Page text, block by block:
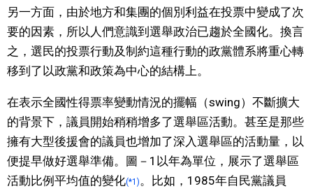
另一方面，由於地方和集團的個別利益在投票中變成了次
要的因素，所以人們意識到選舉政治已趨於全國化。換言
之，選民的投票行動及制約這種行動的政黨體系將重心轉
移到了以政黨和政策為中心的結構上。
在表示全國性得票率變動情況的擺幅（swing）不斷擴大
的背景下，議員開始稍稍增多了選舉區活動。甚至是那些
擁有大型後援會的議員也增加了深入選舉區的活動量，以
便提早做好選舉準備。圖－1以年為單位，展示了選舉區
活動比例平均值的變化(*1) 。比如，1985年自民黨議員